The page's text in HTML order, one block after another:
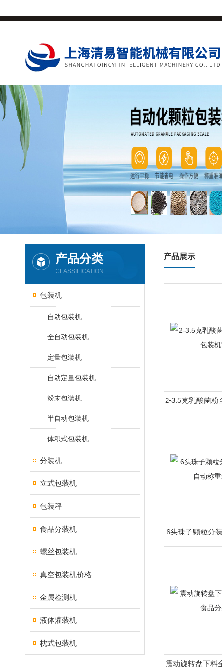
产品分类
CLASSIFICATION
包装机
自动包装机
全自动包装机
定量包装机
自动定量包装机
粉末包装机
半自动包装机
体积式包装机
分装机
立式包装机
包装秤
食品分装机
螺丝包装机
真空包装机价格
金属检测机
液体灌装机
枕式包装机
产品展示
2-3.5克乳酸菌粉
机
6头珠子颗粒分
称重
震动旋转盘下料